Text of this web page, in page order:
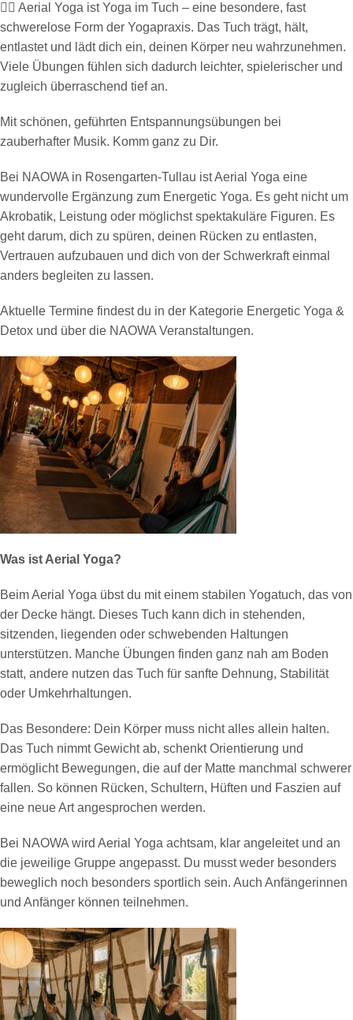
🧘‍♀️ Aerial Yoga ist Yoga im Tuch – eine besondere, fast
schwerelose Form der Yogapraxis. Das Tuch trägt, hält,
entlastet und lädt dich ein, deinen Körper neu wahrzunehmen.
Viele Übungen fühlen sich dadurch leichter, spielerischer und
zugleich überraschend tief an.
Mit schönen, geführten Entspannungsübungen bei
zauberhafter Musik. Komm ganz zu Dir.
Bei NAOWA in Rosengarten-Tullau ist Aerial Yoga eine
wundervolle Ergänzung zum Energetic Yoga. Es geht nicht um
Akrobatik, Leistung oder möglichst spektakuläre Figuren. Es
geht darum, dich zu spüren, deinen Rücken zu entlasten,
Vertrauen aufzubauen und dich von der Schwerkraft einmal
anders begleiten zu lassen.
Aktuelle Termine findest du in der Kategorie Energetic Yoga &
Detox und über die NAOWA Veranstaltungen.
Was ist Aerial Yoga?
Beim Aerial Yoga übst du mit einem stabilen Yogatuch, das von
der Decke hängt. Dieses Tuch kann dich in stehenden,
sitzenden, liegenden oder schwebenden Haltungen
unterstützen. Manche Übungen finden ganz nah am Boden
statt, andere nutzen das Tuch für sanfte Dehnung, Stabilität
oder Umkehrhaltungen.
Das Besondere: Dein Körper muss nicht alles allein halten.
Das Tuch nimmt Gewicht ab, schenkt Orientierung und
ermöglicht Bewegungen, die auf der Matte manchmal schwerer
fallen. So können Rücken, Schultern, Hüften und Faszien auf
eine neue Art angesprochen werden.
Bei NAOWA wird Aerial Yoga achtsam, klar angeleitet und an
die jeweilige Gruppe angepasst. Du musst weder besonders
beweglich noch besonders sportlich sein. Auch Anfängerinnen
und Anfänger können teilnehmen.